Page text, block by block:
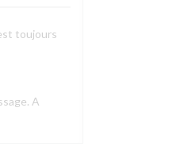
toujours
A